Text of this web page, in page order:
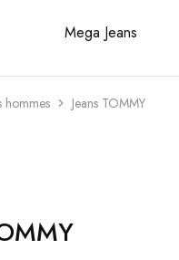
hommes Jeans TOMMY